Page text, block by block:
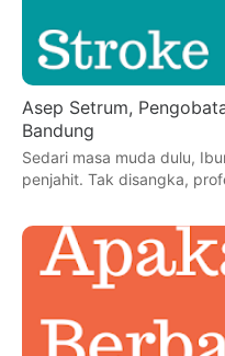
Asep Setrum,
Bandung
Sedari masa muda dulu,
penjahit. Tak disangka,